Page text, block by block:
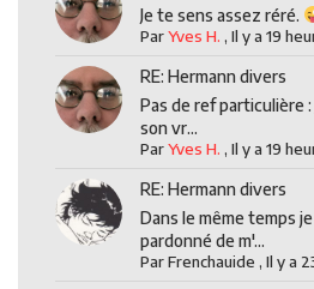
Je te sens assez réré.
ParYves H. ,Il y a 19
RE: Hermann divers
Pas de ref particulière :
son vr...
ParYves H. ,Il y a 19
RE: Hermann divers
Dans le même temps
pardonné de m'...
ParFrenchauide ,Il y a